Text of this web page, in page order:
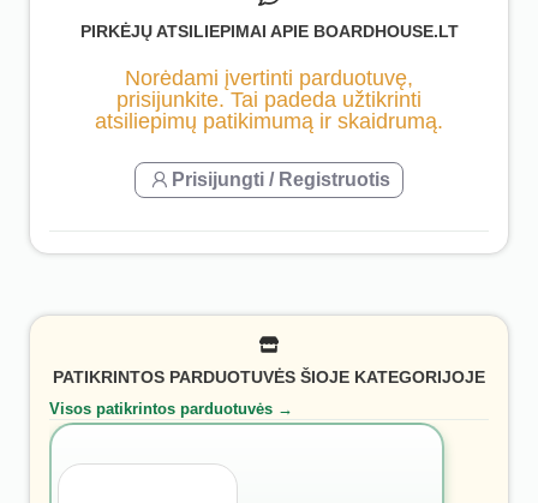
PIRKĖJŲ ATSILIEPIMAI APIE BOARDHOUSE.LT
Norėdami įvertinti parduotuvę,
prisijunkite. Tai padeda užtikrinti
atsiliepimų patikimumą ir skaidrumą.
Prisijungti / Registruotis
PATIKRINTOS PARDUOTUVĖS ŠIOJE KATEGORIJOJE
Visos patikrintos parduotuvės →